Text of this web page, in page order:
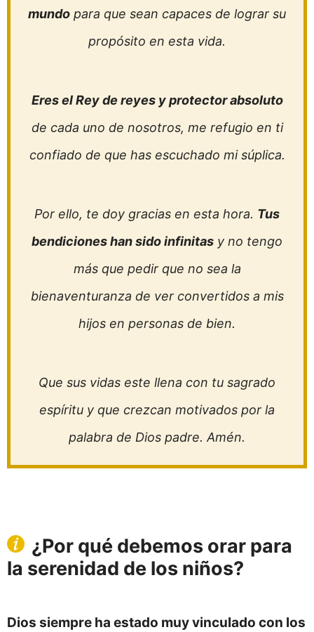
mundo para que sean capaces de lograr su
propósito en esta vida.
Eres el Rey de reyes y protector absoluto
de cada uno de nosotros, me refugio en ti
confiado de que has escuchado mi súplica.
Por ello, te doy gracias en esta hora. Tus
bendiciones han sido infinitas y no tengo
más que pedir que no sea la
bienaventuranza de ver convertidos a mis
hijos en personas de bien.
Que sus vidas este llena con tu sagrado
espíritu y que crezcan motivados por la
palabra de Dios padre. Amén.
¿Por qué debemos orar para
la serenidad de los niños?
Dios siempre ha estado muy vinculado con los